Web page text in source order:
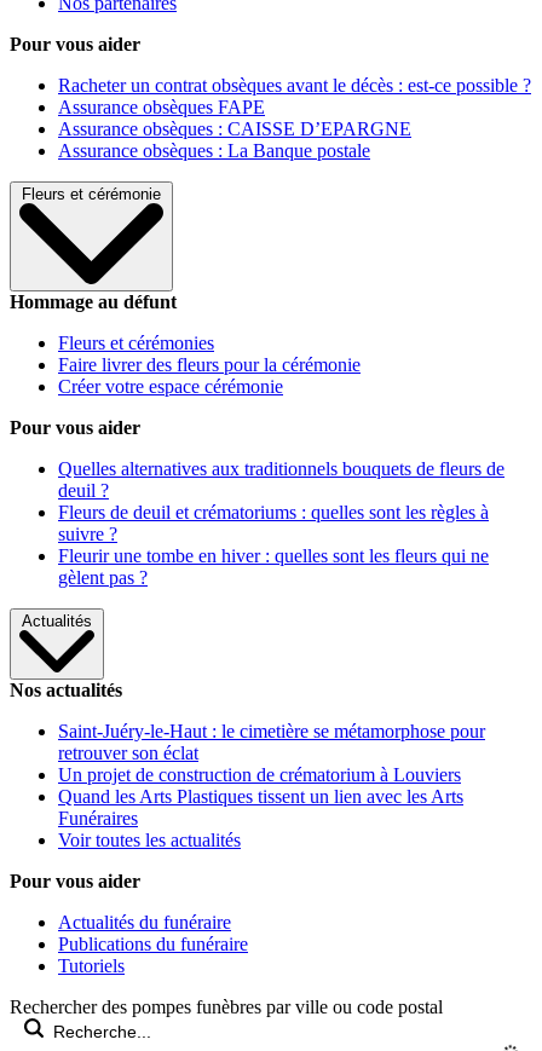
Pour vous aider
Racheter un contrat obsèques avant le décès : est-ce possible ?
Assurance obsèques FAPE
Assurance obsèques : CAISSE D’EPARGNE
Assurance obsèques : La Banque postale
Fleurs et cérémonie
Hommage au défunt
Fleurs et cérémonies
Faire livrer des fleurs pour la cérémonie
Créer votre espace cérémonie
Pour vous aider
Quelles alternatives aux traditionnels bouquets de fleurs de
deuil ?
Fleurs de deuil et crématoriums : quelles sont les règles à
suivre ?
Fleurir une tombe en hiver : quelles sont les fleurs qui ne
gèlent pas ?
Actualités
Nos actualités
Saint-Juéry-le-Haut : le cimetière se métamorphose pour
retrouver son éclat
Un projet de construction de crématorium à Louviers
Quand les Arts Plastiques tissent un lien avec les Arts
Funéraires
Voir toutes les actualités
Pour vous aider
Actualités du funéraire
Publications du funéraire
Tutoriels
Rechercher des pompes funèbres par ville ou code postal